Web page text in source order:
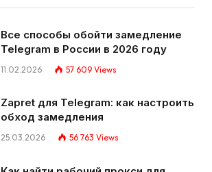
Все способы обойти замедление
Telegram в России в 2026 году
11.02.2026 57 609 Views
Zapret для Telegram: как настроить
обход замедления
25.03.2026 56 763 Views